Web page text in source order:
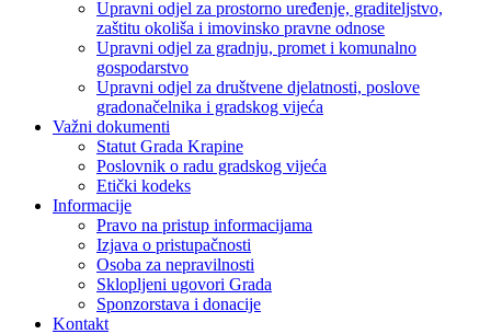
Upravni odjel za prostorno uređenje, graditeljstvo,
zaštitu okoliša i imovinsko pravne odnose
Upravni odjel za gradnju, promet i komunalno
gospodarstvo
Upravni odjel za društvene djelatnosti, poslove
gradonačelnika i gradskog vijeća
Važni dokumenti
Statut Grada Krapine
Poslovnik o radu gradskog vijeća
Etički kodeks
Informacije
Pravo na pristup informacijama
Izjava o pristupačnosti
Osoba za nepravilnosti
Sklopljeni ugovori Grada
Sponzorstava i donacije
Kontakt